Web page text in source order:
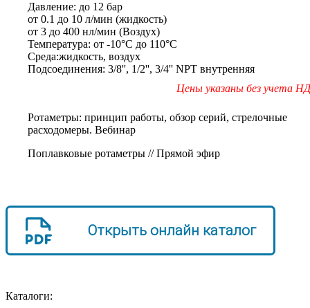
Давление: до 12 бар
от 0.1 до 10 л/мин (жидкость)
от 3 до 400 нл/мин (Воздух)
Температура: от -10°С до 110°C
Среда:жидкость, воздух
Подсоединения: 3/8'', 1/2'', 3/4'' NPT внутренняя
Цены указаны без учета
Ротаметры: принцип работы, обзор серий, стрелочные
расходомеры. Вебинар
Поплавковые ротаметры // Прямой эфир
Открыть онлайн каталог
Каталоги: